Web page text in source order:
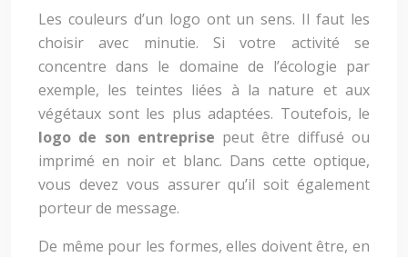
Les couleurs d’un logo ont un sens. Il faut les
choisir avec minutie. Si votre activité se
concentre dans le domaine de l’écologie par
exemple, les teintes liées à la nature et aux
végétaux sont les plus adaptées. Toutefois, le
logo de son entreprise peut être diffusé ou
imprimé en noir et blanc. Dans cette optique,
vous devez vous assurer qu’il soit également
porteur de message.
De même pour les formes, elles doivent être, en